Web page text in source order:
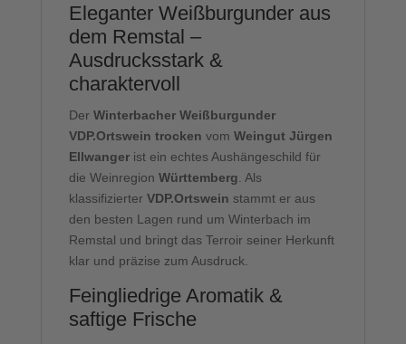
Eleganter Weißburgunder aus
dem Remstal –
Ausdrucksstark &
charaktervoll
Der Winterbacher Weißburgunder
VDP.Ortswein trocken vom Weingut Jürgen
Ellwangerist ein echtes Aushängeschild für
die Weinregion Württemberg . Als
klassifizierter VDP.Ortswein stammt er aus
den besten Lagen rund um Winterbach im
Remstal und bringt das Terroir seiner Herkunft
klar und präzise zum Ausdruck.
Feingliedrige Aromatik &
saftige Frische